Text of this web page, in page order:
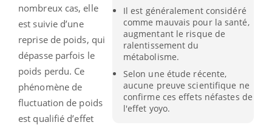
Il est généralement considéré
comme mauvais pour la santé,
augmentant le risque de
ralentissement du
métabolisme.
Selon une étude récente,
aucune preuve scientifique ne
confirme ces effets néfastes de
l'effet yoyo.
nombreux cas, elle
est suivie d’une
reprise de poids, qui
dépasse parfois le
poids perdu. Ce
phénomène de
fluctuation de poids
est qualifié d’effet